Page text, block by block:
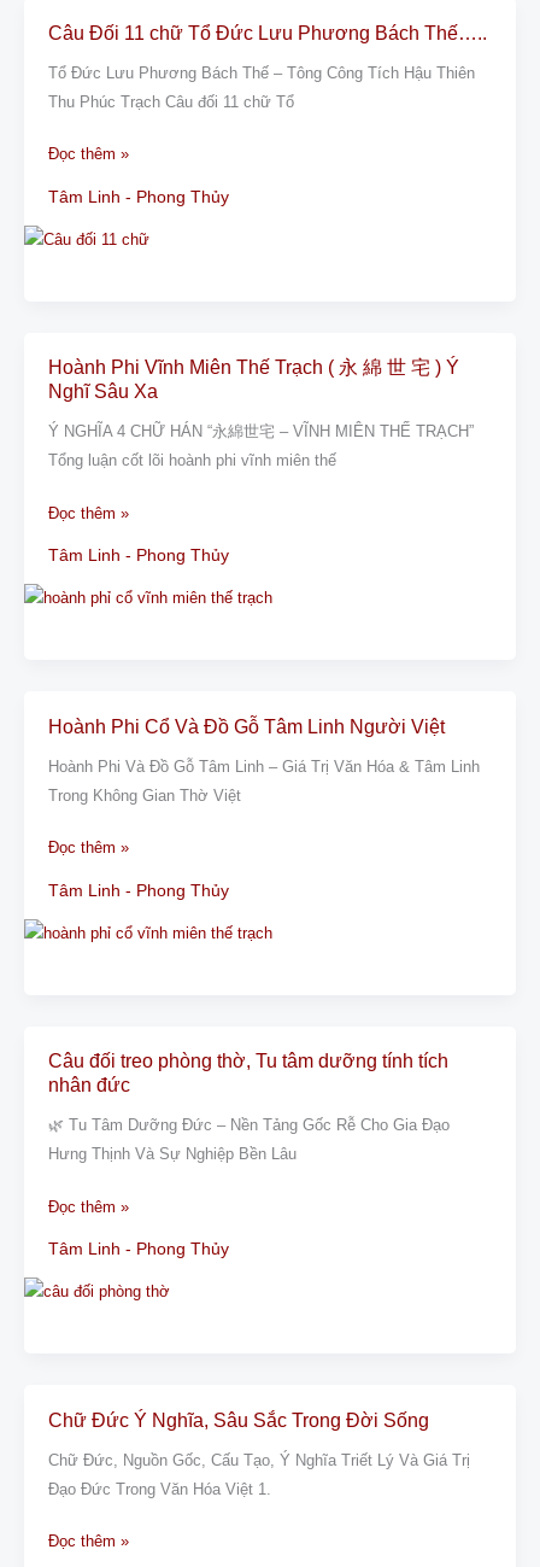
Câu Đối 11 chữ Tổ Đức Lưu Phương Bách Thế…..
Tổ Đức Lưu Phương Bách Thế – Tông Công Tích Hậu Thiên
Thu Phúc Trạch Câu đối 11 chữ Tổ
Câu
Đối
11
Tổ
Lưu
Phương
Đọc thêm »
Tâm Linh - Phong Thủy
Hoành Phi Vĩnh Miên Thế Trạch ( 永 綿 世 宅 ) Ý
Nghĩ Sâu Xa
Ý NGHĨA 4 CHỮ HÁN “永綿世宅 – VĨNH MIÊN THẾ TRẠCH”
Tổng luận cốt lõi hoành phi vĩnh miên thế
Hoành
Phi
Vĩnh
Miên
Trạch
綿
Ý
Sâu
Xa
Đọc thêm »
Tâm Linh - Phong Thủy
Hoành Phi Cổ Và Đồ Gỗ Tâm Linh Người Việt
Hoành Phi Và Đồ Gỗ Tâm Linh – Giá Trị Văn Hóa & Tâm Linh
Trong Không Gian Thờ Việt
Hoành
Phi
Cổ
Đồ
Tâm
Linh
Đọc thêm »
Tâm Linh - Phong Thủy
Câu đối treo phòng thờ, Tu tâm dưỡng tính tích
nhân đức
🌿 Tu Tâm Dưỡng Đức – Nền Tảng Gốc Rễ Cho Gia Đạo
Hưng Thịnh Và Sự Nghiệp Bền Lâu
Câu
đối
treo
phòng
Tu
tính
Đọc thêm »
Tâm Linh - Phong Thủy
Chữ Đức Ý Nghĩa, Sâu Sắc Trong Đời Sống
Chữ Đức, Nguồn Gốc, Cấu Tạo, Ý Nghĩa Triết Lý Và Giá Trị
Đạo Đức Trong Văn Hóa Việt 1.
Chữ
Đức
Ý
Sâu
Đọc thêm »